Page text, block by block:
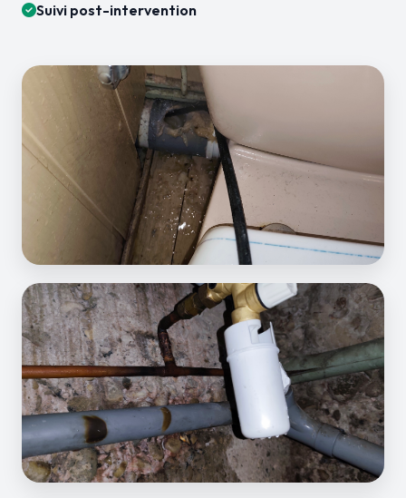
Suivi post-intervention